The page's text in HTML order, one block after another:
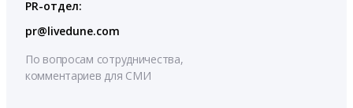
PR-отдел:
pr@livedune.com
По вопросам сотрудничества,
комментариев для СМИ